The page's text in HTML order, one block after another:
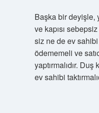
Başka bir deyişle,
ve kapısı
siz ne de ev
ödememeli ve
yaptırmalıdır. Duş
ev sahibi